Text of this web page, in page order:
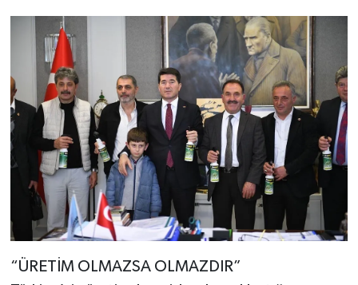
“ÜRETİM OLMAZSA OLMAZDIR”